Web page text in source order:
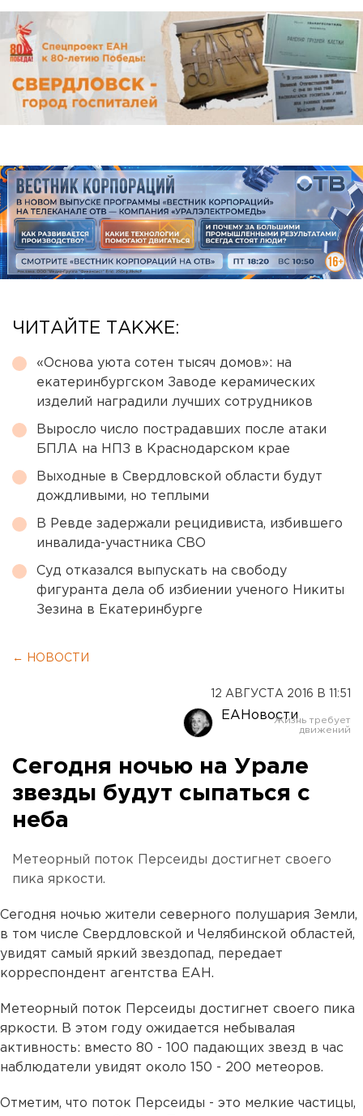
ЧИТАЙТЕ ТАКЖЕ:
«Основа уюта сотен тысяч домов»: на
екатеринбургском Заводе керамических
изделий наградили лучших сотрудников
Выросло число пострадавших после атаки
БПЛА на НПЗ в Краснодарском крае
Выходные в Свердловской области будут
дождливыми, но теплыми
В Ревде задержали рецидивиста, избившего
инвалида-участника СВО
Суд отказался выпускать на свободу
фигуранта дела об избиении ученого Никиты
Зезина в Екатеринбурге
← НОВОСТИ
12 АВГУСТА 2016 В 11:51
ЕАНовости
Сегодня ночью на Урале
звезды будут сыпаться с
неба
Метеорный поток Персеиды достигнет своего
пика яркости.
Сегодня ночью жители северного полушария Земли,
в том числе Свердловской и Челябинской областей,
увидят самый яркий звездопад, передает
корреспондент агентства ЕАН.
Метеорный поток Персеиды достигнет своего пика
яркости. В этом году ожидается небывалая
активность: вместо 80 - 100 падающих звезд в час
наблюдатели увидят около 150 - 200 метеоров.
Отметим, что поток Персеиды - это мелкие частицы,